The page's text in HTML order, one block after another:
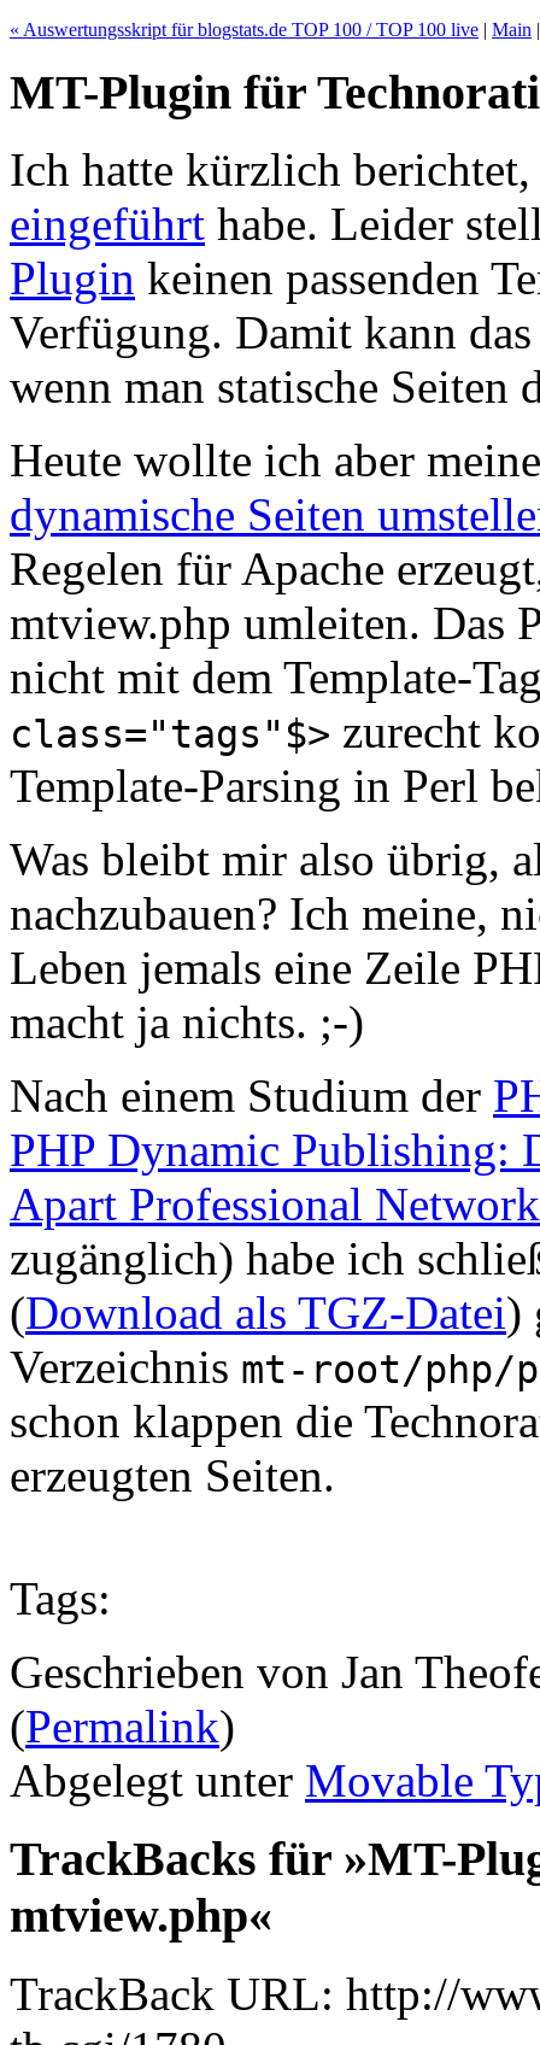
« Auswertungsskript für blogstats.de TOP 100 / TOP 100 live | Main
MT-Plugin für
Ich hatte kürzlich
eingeführt habe. Leider
Plugin keinen passenden
Verfügung. Damit kann
wenn man statische Seiten
Heute wollte ich aber
dynamische Seiten
Regelen für Apache
mtview.php umleiten. Das
nicht mit dem Template-
class="tags"$> zurecht
Template-Parsing in Perl
Was bleibt mir also übrig,
nachzubauen? Ich meine,
Leben jemals eine Zeile
macht ja nichts. ;-)
Nach einem Studium der
PHP Dynamic Publishing:
Apart Professional Network
zugänglich) habe ich
(Download als TGZ-Datei)
Verzeichnis mt-root/php/
schon klappen die
erzeugten Seiten.
Tags:
Geschrieben von Jan
(Permalink)
Abgelegt unter Movable
TrackBacks für »MT-
mtview.php«
TrackBack URL: http://